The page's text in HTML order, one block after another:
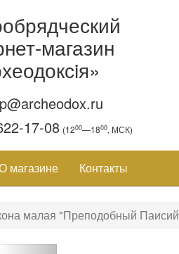
магазин
17-08 (1200—1800, МСК)
магазине Контакты
малая "Преподобный